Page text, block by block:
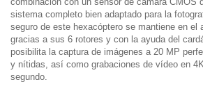
sistema completo bien adaptado para la
seguro de este hexacóptero se mantiene en el
gracias a sus 6 rotores y con la ayuda del
posibilita la captura de imágenes a 20 MP
y nítidas, así como grabaciones de vídeo en
segundo.